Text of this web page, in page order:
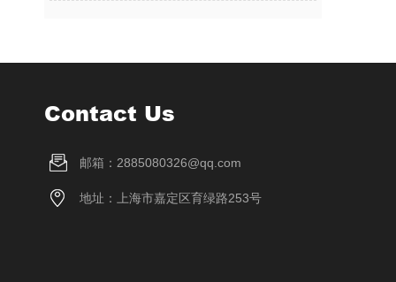
Contact Us
邮箱：2885080326@qq.com
地址：上海市嘉定区育绿路253号